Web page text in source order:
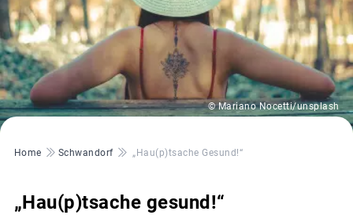
© Mariano Nocetti/unsplash
Pfadnavigation
Home Schwandorf „Hau(p)tsache Gesund!“
„Hau(p)tsache gesund!“